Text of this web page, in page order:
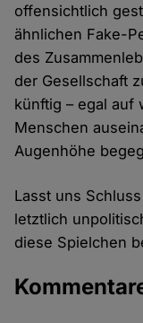
offensichtlich
ähnlichen Fake-
des
der Gesellschaft
künftig – egal auf
Menschen
Augenhöhe
Lasst uns
letztlich
diese Spielchen